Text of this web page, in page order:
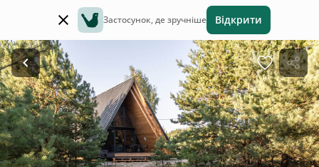
Застосунок, де зручніше Відкрити